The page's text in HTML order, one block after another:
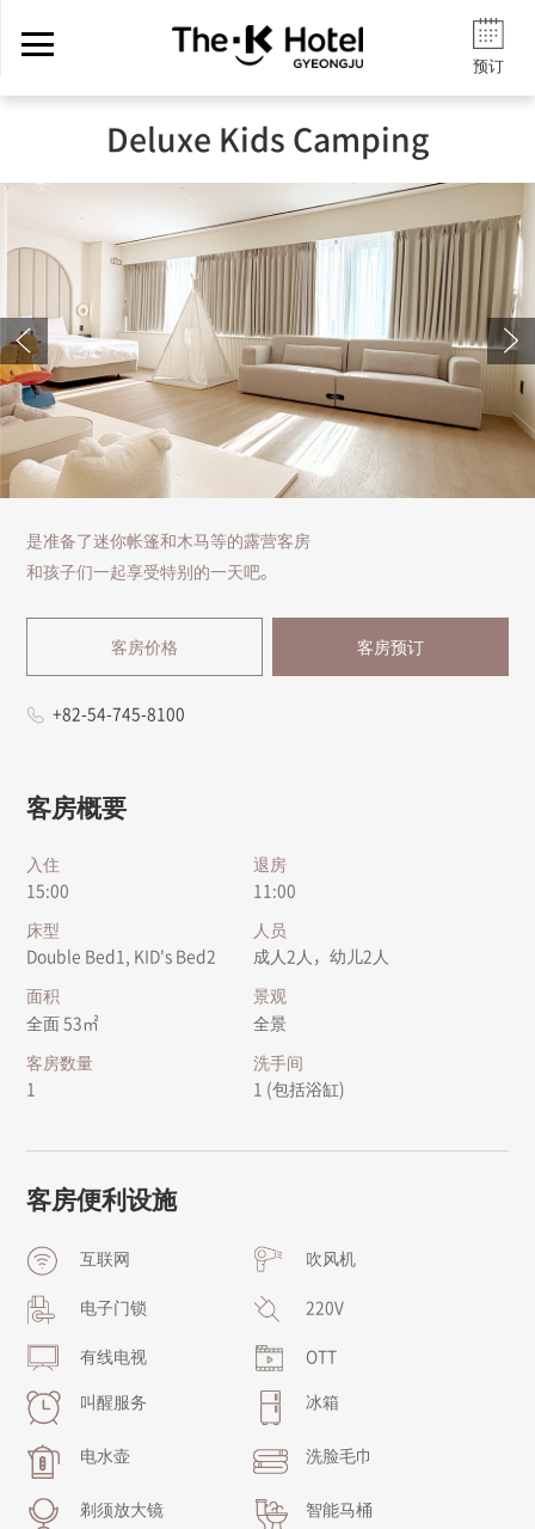
预订
Deluxe Kids Camping
是准备了迷你帐篷和木马等的露营客房
和孩子们一起享受特别的一天吧。
客房价格 客房预订
+82-54-745-8100
客房概要
入住
15:00
退房
11:00
床型
Double Bed1, KID's Bed2
人员
成人2人，幼儿2人
面积
全面 53㎡
景观
全景
客房数量
1
洗手间
1 (包括浴缸)
客房便利设施
互联网 吹风机
电子门锁 220V
有线电视
OTT
叫醒服务
冰箱
电水壶 洗脸毛巾
剃须放大镜 智能马桶